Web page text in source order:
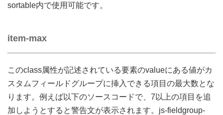
sortable内で使用可能です。
item-max
このclass属性が記述されている要素のvalueにある値がカ
スタムフィールドグループに挿入できる項目の最大数とな
ります。例えば以下のソースコードで、7以上の項目を追
加しようとすると警告文が表示されます。js-fieldgroup-